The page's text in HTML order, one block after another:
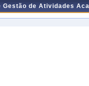
Gestão de Atividades